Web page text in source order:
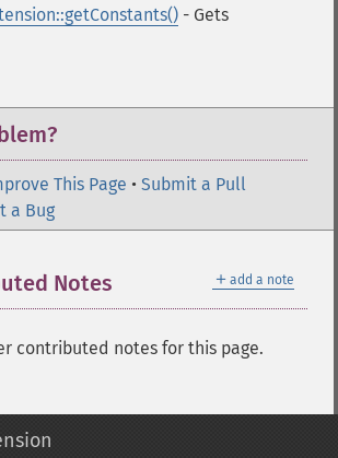
- Gets
This Page • Submit a Pull
a Bug
＋ add a note
Notes
contributed notes for this page.